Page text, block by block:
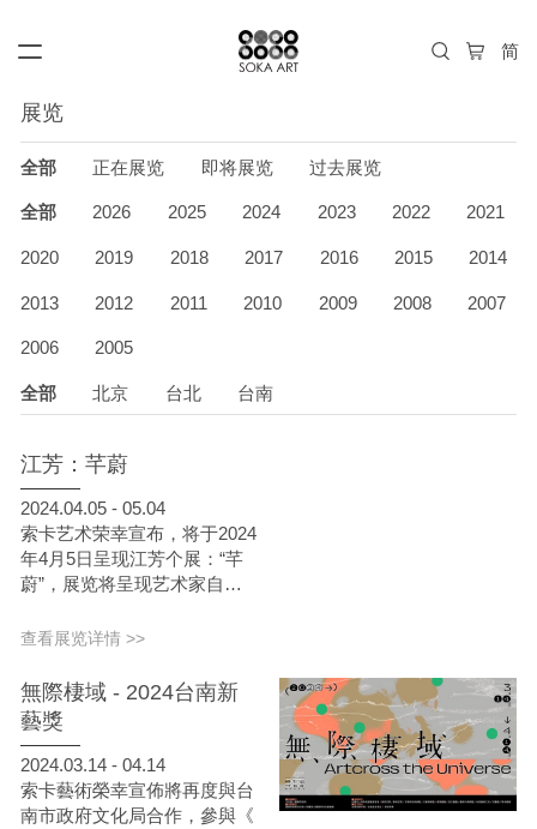
展览
全部 正在展览 即将展览 过去展览
全部 2026 2025 2024 2023 2022 2021
2020 2019 2018 2017 2016 2015 2014
2013 2012 2011 2010 2009 2008 2007
2006 2005
全部 北京 台北 台南
江芳：芊蔚
2024.04.05 - 05.04
索卡艺术荣幸宣布，将于2024
年4月5日呈现江芳个展：“芊
蔚”，展览将呈现艺术家自
的沉淀与思考。展览将于4月5
月4日。
查看展览详情 >>
無際棲域 - 2024台南新
藝獎
2024.03.14 - 04.14
索卡藝術榮幸宣佈將再度與台
南市政府文化局合作，參與《